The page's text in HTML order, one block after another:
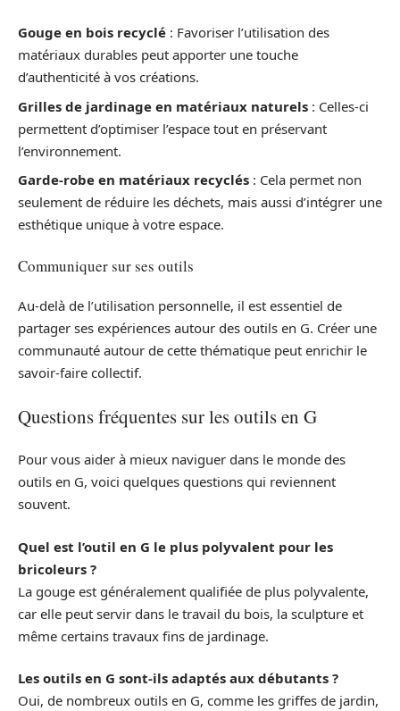
Gouge en bois recyclé : Favoriser l’utilisation des
matériaux durables peut apporter une touche
d’authenticité à vos créations.
Grilles de jardinage en matériaux naturels : Celles-ci
permettent d’optimiser l’espace tout en préservant
l’environnement.
Garde-robe en matériaux recyclés : Cela permet non
seulement de réduire les déchets, mais aussi d’intégrer une
esthétique unique à votre espace.
Communiquer sur ses outils
Au-delà de l’utilisation personnelle, il est essentiel de
partager ses expériences autour des outils en G. Créer une
communauté autour de cette thématique peut enrichir le
savoir-faire collectif.
Questions fréquentes sur les outils en G
Pour vous aider à mieux naviguer dans le monde des
outils en G, voici quelques questions qui reviennent
souvent.
Quel est l’outil en G le plus polyvalent pour les
bricoleurs ?
La gouge est généralement qualifiée de plus polyvalente,
car elle peut servir dans le travail du bois, la sculpture et
même certains travaux fins de jardinage.
Les outils en G sont-ils adaptés aux débutants ?
Oui, de nombreux outils en G, comme les griffes de jardin,